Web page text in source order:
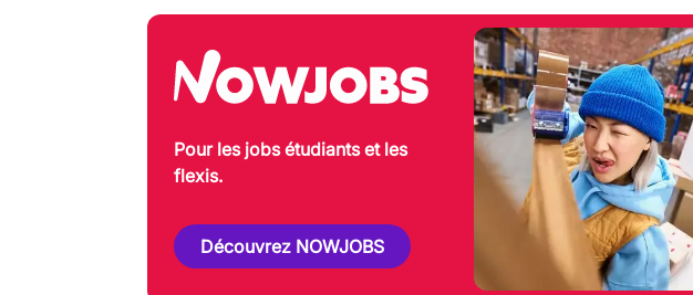
Pour les jobs étudiants et les
flexis.
Découvrez NOWJOBS